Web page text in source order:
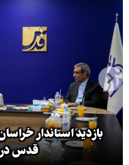
بازدید استاندار
قدس در